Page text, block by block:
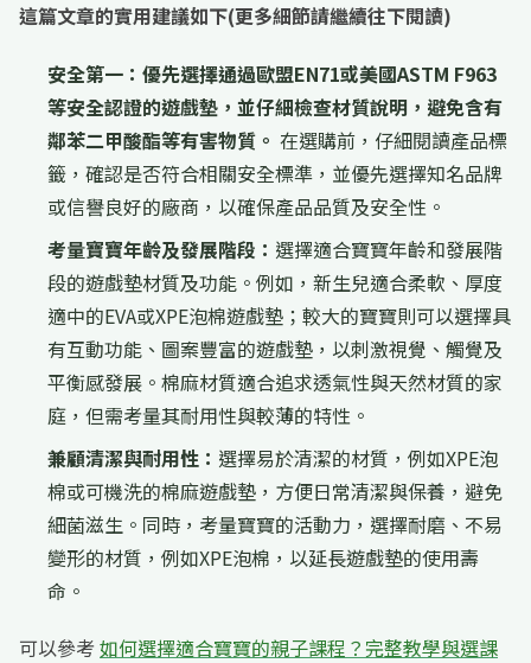
這篇文章的實用建議如下(更多細節請繼續往下閱讀)
安全第一：優先選擇通過歐盟EN71或美國ASTM F963
等安全認證的遊戲墊，並仔細檢查材質說明，避免含有
鄰苯二甲酸酯等有害物質。 在選購前，仔細閱讀產品標
籤，確認是否符合相關安全標準，並優先選擇知名品牌
或信譽良好的廠商，以確保產品品質及安全性。
考量寶寶年齡及發展階段： 選擇適合寶寶年齡和發展階
段的遊戲墊材質及功能。例如，新生兒適合柔軟、厚度
適中的EVA或XPE泡棉遊戲墊；較大的寶寶則可以選擇具
有互動功能、圖案豐富的遊戲墊，以刺激視覺、觸覺及
平衡感發展。棉麻材質適合追求透氣性與天然材質的家
庭，但需考量其耐用性與較薄的特性。
兼顧清潔與耐用性： 選擇易於清潔的材質，例如XPE泡
棉或可機洗的棉麻遊戲墊，方便日常清潔與保養，避免
細菌滋生。同時，考量寶寶的活動力，選擇耐磨、不易
變形的材質，例如XPE泡棉，以延長遊戲墊的使用壽
命。
可以參考如何選擇適合寶寶的親子課程？完整教學與選課